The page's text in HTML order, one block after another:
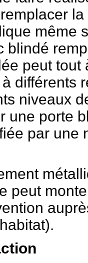
même
blindé
peut
différents
niveaux
une porte
par une
peut